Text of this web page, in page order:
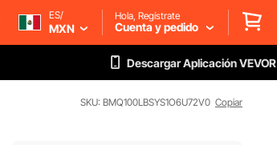
ES/
MXN
Hola, Regístrate
Cuenta y pedido
Descargar Aplicación VEVOR
SKU: BMQ100LBSYS1O6U72V0 Copiar